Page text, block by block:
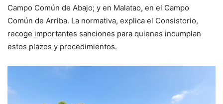
Campo Común de Abajo; y en Malatao, en el Campo
Común de Arriba. La normativa, explica el Consistorio,
recoge importantes sanciones para quienes incumplan
estos plazos y procedimientos.